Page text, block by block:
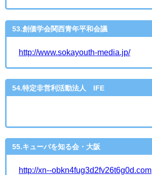
53.創価学会関西青年平和会議
http://www.sokayouth-media.jp/
54.特定非営利活動法人 IFE
55.キューバを知る会・大阪
http://xn--obkn4fug3d2fv26t6g0d.com